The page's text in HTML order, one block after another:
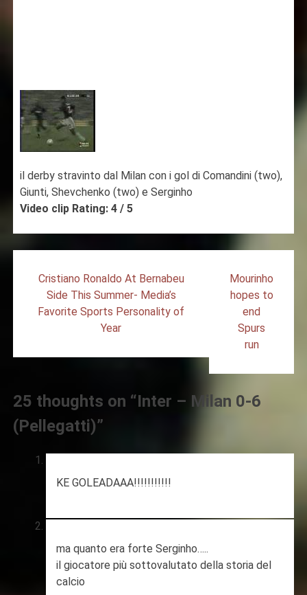
il derby stravinto dal Milan con i gol di Comandini (two),
Giunti, Shevchenko (two) e Serginho
Video clip Rating: 4 / 5
navigation
Cristiano Ronaldo At Bernabeu
Side This Summer- Media’s
Favorite Sports Personality of
Year
Mourinho
hopes to
end
Spurs
run
25 thoughts on “Inter – Milan 0-6
(Pellegatti)”
KE GOLEADAAA!!!!!!!!!!!
ma quanto era forte Serginho…..
il giocatore più sottovalutato della storia del
calcio